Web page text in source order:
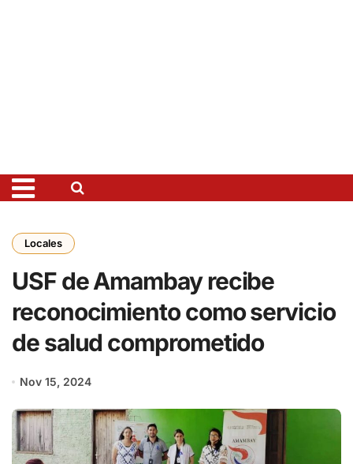
Locales
USF de Amambay recibe
reconocimiento como servicio
de salud comprometido
Nov 15, 2024